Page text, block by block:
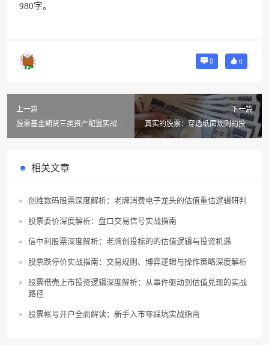
980字。
0 0
上一篇
股票基金期货三类资产配置实战指
下一篇
真实的股票：穿透纸面规则的投资
逻辑深度解析
相关文章
创维数码股票深度解析：老牌消费电子龙头的估值重估逻辑研判
股票委价深度解析：盘口交易信号实战指南
信中利股票深度解析：老牌创投标的的估值逻辑与投资机遇
股票跌停价实战指南：交易规则、博弈逻辑与操作策略深度解析
股票借壳上市投资逻辑深度解析：从事件驱动到估值兑现的实战
路径
股票帐号开户全面解读：新手入市零踩坑实战指南